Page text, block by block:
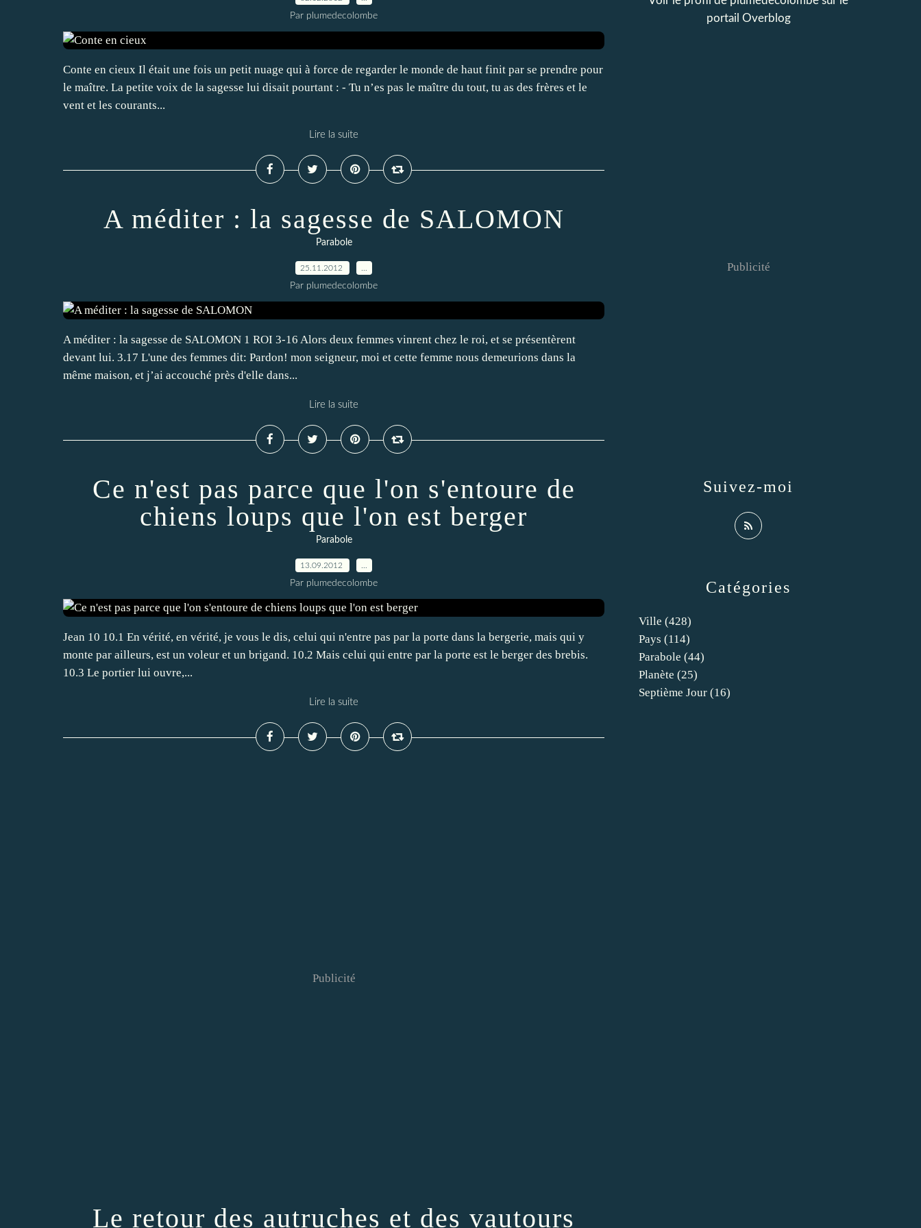
Par plumedecolombe
Conte en cieux Il était une fois un petit nuage qui à force de regarder le monde de haut finit par se prendre pour
le maître. La petite voix de la sagesse lui disait pourtant : - Tu n’es pas le maître du tout, tu as des frères et le
vent et les courants...
Lire la suite
A méditer : la sagesse de SALOMON
Parabole
25.11.2012
Par plumedecolombe
A méditer : la sagesse de SALOMON 1 ROI 3-16 Alors deux femmes vinrent chez le roi, et se présentèrent
devant lui. 3.17 L'une des femmes dit: Pardon! mon seigneur, moi et cette femme nous demeurions dans la
même maison, et j’ai accouché près d'elle dans...
Lire la suite
Ce n'est pas parce que l'on s'entoure de
chiens loups que l'on est berger
Parabole
13.09.2012
Par plumedecolombe
Jean 10 10.1 En vérité, en vérité, je vous le dis, celui qui n'entre pas par la porte dans la bergerie, mais qui y
monte par ailleurs, est un voleur et un brigand. 10.2 Mais celui qui entre par la porte est le berger des brebis.
10.3 Le portier lui ouvre,...
Lire la suite
Publicité
Le retour des autruches et des vautours
Catégories
Ville (428)
Pays (114)
Parabole (44)
Planète (25)
Septième Jour (16)
portail Overblog
Suivez-moi
Publicité